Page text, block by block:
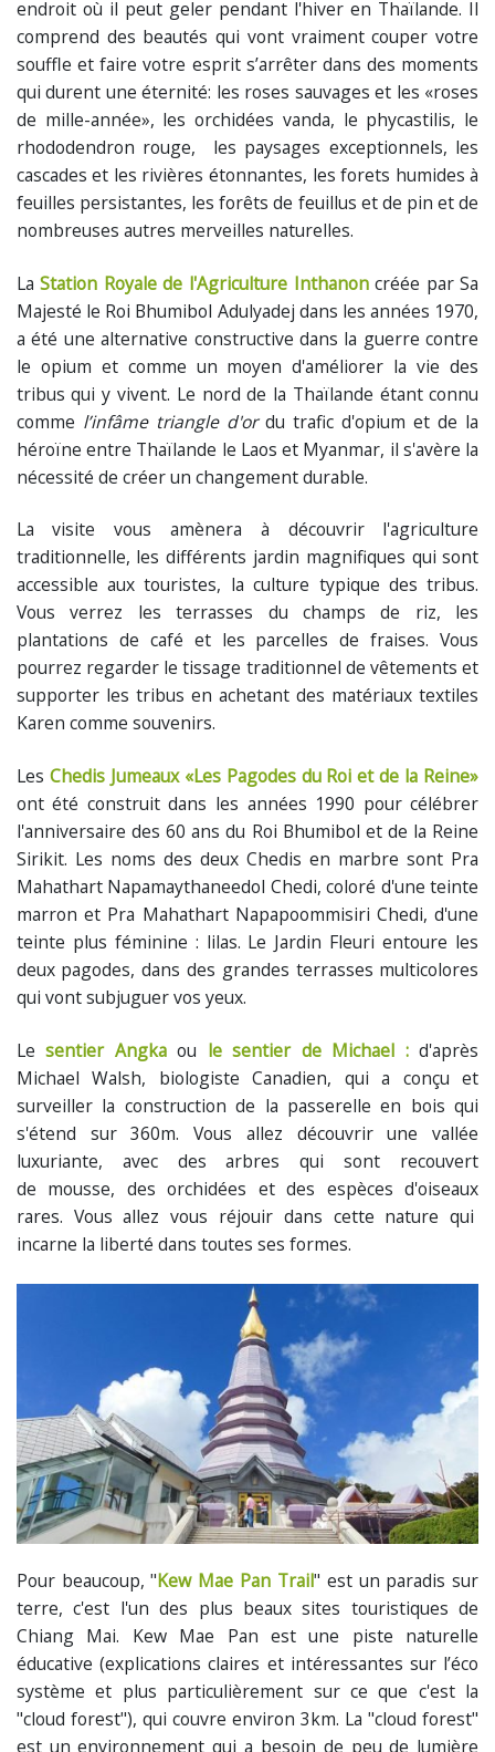
endroit où il peut geler pendant l'hiver en Thaïlande. Il
comprend des beautés qui vont vraiment couper votre
souffle et faire votre esprit s’arrêter dans des moments
qui durent une éternité: les roses sauvages et les «roses
de mille-année», les orchidées vanda, le phycastilis, le
rhododendron rouge, les paysages exceptionnels, les
cascades et les rivières étonnantes, les forets humides à
feuilles persistantes, les forêts de feuillus et de pin et de
nombreuses autres merveilles naturelles.
LaStation Royale de l'Agriculture Inthanoncréée par Sa
Majesté le Roi Bhumibol Adulyadej dans les années 1970,
a été une alternative constructive dans la guerre contre
le opium et comme un moyen d'améliorer la vie des
tribus qui y vivent. Le nord de la Thaïlande étant connu
comme l’infâme triangle d'ordu trafic d'opium et de la
héroïne entre Thaïlande le Laos et Myanmar, il s'avère la
nécessité de créer un changement durable.
La visite vous amènera à découvrir l'agriculture
traditionnelle, les différents jardin magnifiques qui sont
accessible aux touristes, la culture typique des tribus.
Vous verrez les terrasses du champs de riz, les
plantations de café et les parcelles de fraises. Vous
pourrez regarder le tissage traditionnel de vêtements et
supporter les tribus en achetant des matériaux textiles
Karen comme souvenirs.
Les Chedis Jumeaux «Les Pagodes du Roi et de la Reine»
ont été construit dans les années 1990 pour célébrer
l'anniversaire des 60 ans du Roi Bhumibol et de la Reine
Sirikit. Les noms des deux Chedis en marbre sont Pra
Mahathart Napamaythaneedol Chedi, coloré d'une teinte
marron et Pra Mahathart Napapoommisiri Chedi, d'une
teinte plus féminine : lilas. Le Jardin Fleuri entoure les
deux pagodes, dans des grandes terrasses multicolores
qui vont subjuguer vos yeux.
Lesentier Angkaou le sentier de Michael :d'après
Michael Walsh, biologiste Canadien, qui a conçu et
surveiller la construction de la passerelle en bois qui
s'étend sur 360m. Vous allez découvrir une vallée
luxuriante, avec des arbres qui sont recouvert
de mousse, des orchidées et des espèces d'oiseaux
rares. Vous allez vous réjouir dans cette nature qui
incarne la liberté dans toutes ses formes.
Pour beaucoup, "Kew Mae Pan Trail" est un paradis sur
terre, c'est l'un des plus beaux sites touristiques de
Chiang Mai. Kew Mae Pan est une piste naturelle
éducative (explications claires et intéressantes sur l’éco
système et plus particulièrement sur ce que c'est la
"cloud forest"), qui couvre environ 3km. La "cloud forest"
est un environnement qui a besoin de peu de lumière